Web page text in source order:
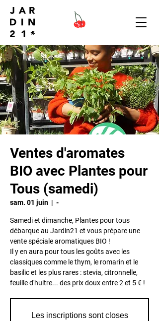
Ventes d'aromates
BIO avec Plantes pour
Tous (samedi)
sam. 01 juin
  |
-
Samedi et dimanche, Plantes pour tous
débarque au Jardin21 et vous prépare une
vente spéciale aromatiques BIO !
Il y en aura pour tous les goûts avec les
classiques comme le thym, le romarin et le
basilic et les plus rares : stevia, citronnelle,
feuille d'huitre... des prix doux entre 2 et 5 € !
Les inscriptions sont closes